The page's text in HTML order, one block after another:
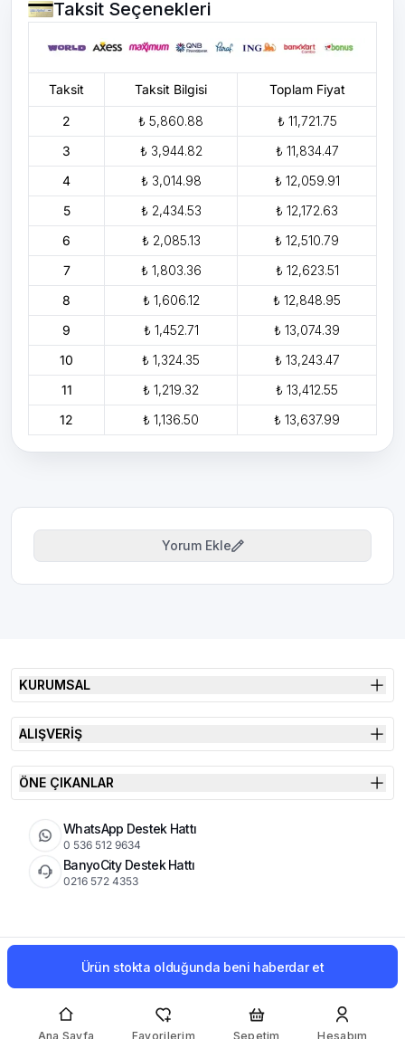
Ana Sayfa Favorilerim Sepetim Hesabım
Ürün stokta olduğunda beni haberdar et
Taksit Seçenekleri
Taksit Taksit Bilgisi Toplam Fiyat
2 ₺ 5,860.88
₺ 11,721.75
3
₺ 3,944.82
₺ 11,834.47
4
₺ 3,014.98
₺ 12,059.91
5
₺ 2,434.53
₺ 12,172.63
6
₺ 2,085.13
₺ 12,510.79
7
₺ 1,803.36
₺ 12,623.51
8
₺ 1,606.12
₺ 12,848.95
9
₺ 1,452.71
₺ 13,074.39
10
₺ 1,324.35
₺ 13,243.47
11
₺ 1,219.32
₺ 13,412.55
12
₺ 1,136.50 ₺ 13,637.99
Yorum Ekle
KURUMSAL
ALIŞVERİŞ
ÖNE ÇIKANLAR
WhatsApp Destek Hattı
0 536 512 9634
BanyoCity Destek Hattı
0216 572 4353
© 2026 Şimşek Banyo & Seramik | Tüm Hakları Saklıdır